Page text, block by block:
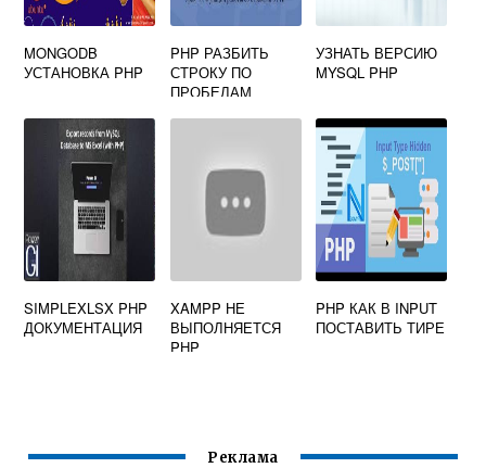
MONGODB
УСТАНОВКА PHP
PHP РАЗБИТЬ
СТРОКУ ПО
ПРОБЕЛАМ
УЗНАТЬ ВЕРСИЮ
MYSQL PHP
SIMPLEXLSX PHP
ДОКУМЕНТАЦИЯ
XAMPP НЕ
ВЫПОЛНЯЕТСЯ
PHP
PHP КАК В INPUT
ПОСТАВИТЬ ТИРЕ
Реклама